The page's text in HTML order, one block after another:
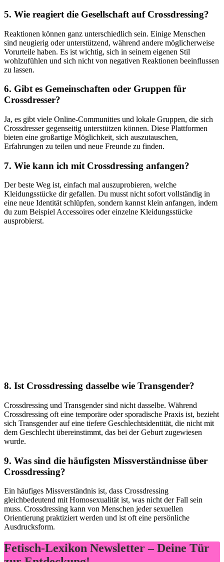
5. Wie⁣ reagiert die Gesellschaft auf Crossdressing?
Reaktionen ‌können‍ ganz unterschiedlich sein. Einige Menschen
sind neugierig oder unterstützend, ‍während andere möglicherweise
Vorurteile haben. ‍Es ist wichtig, sich in seinem eigenen Stil
wohlzufühlen und sich nicht von negativen Reaktionen beeinflussen
zu lassen.
6. Gibt es Gemeinschaften oder Gruppen für
Crossdresser?
Ja,⁢ es gibt viele Online-Communities und lokale Gruppen, die sich
Crossdresser ⁣gegenseitig unterstützen ‌können. Diese⁣ Plattformen
‍bieten ⁢eine großartige Möglichkeit, sich auszutauschen,
Erfahrungen zu‍ teilen und neue Freunde ‍zu finden.
7. Wie kann ich mit Crossdressing anfangen?
Der beste Weg ist,⁢ einfach mal auszuprobieren, welche
Kleidungsstücke dir gefallen. Du musst⁣ nicht sofort vollständig​ in
eine neue Identität schlüpfen, sondern ⁤kannst klein anfangen, indem
du zum Beispiel Accessoires oder⁣ einzelne Kleidungsstücke⁣
ausprobierst.
8. Ist Crossdressing dasselbe wie Transgender?
Crossdressing und ⁤Transgender sind nicht dasselbe. Während
Crossdressing oft eine temporäre oder sporadische Praxis ist, bezieht
sich Transgender auf eine tiefere ‌Geschlechtsidentität,​ die nicht mit
dem Geschlecht übereinstimmt, das bei der Geburt zugewiesen
wurde.
9. Was sind‌ die häufigsten Missverständnisse über
Crossdressing?
Ein häufiges Missverständnis ist,​ dass Crossdressing
gleichbedeutend mit Homosexualität ist, ⁣was nicht der Fall sein​
muss. Crossdressing kann von Menschen jeder sexuellen
Orientierung praktiziert werden und ist oft eine persönliche
Ausdrucksform.
Fetisch-Lexikon Newsletter – Deine Tür